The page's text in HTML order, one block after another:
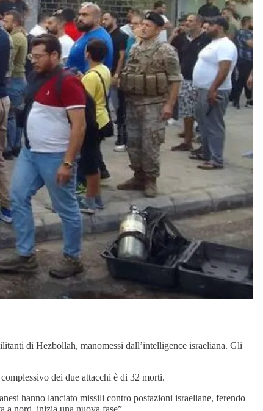
di Hezbollah, manomessi dall’intelligence israeliana. Gli
dei due attacchi è di 32 morti.
hanno lanciato missili contro postazioni israeliane, ferendo
a nord, inizia una nuova fase”.